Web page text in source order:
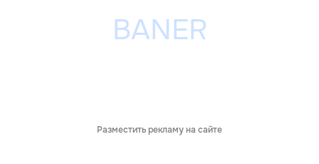
Разместить рекламу на сайте